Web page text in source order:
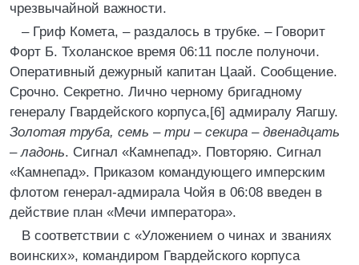
чрезвычайной важности.
– Гриф Комета, – раздалось в трубке. – Говорит
Форт Б. Тхоланское время 06:11 после полуночи.
Оперативный дежурный капитан Цаай. Сообщение.
Срочно. Секретно. Лично черному бригадному
генералу Гвардейского корпуса,[6] адмиралу Яагшу.
Золотая труба, семь – три – секира – двенадцать
– ладонь. Сигнал «Камнепад». Повторяю. Сигнал
«Камнепад». Приказом командующего имперским
флотом генерал-адмирала Чойя в 06:08 введен в
действие план «Мечи императора».
В соответствии с «Уложением о чинах и званиях
воинских», командиром Гвардейского корпуса